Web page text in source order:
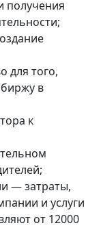
получения
для того,
в
к
— затраты,
и услуги
от 12000